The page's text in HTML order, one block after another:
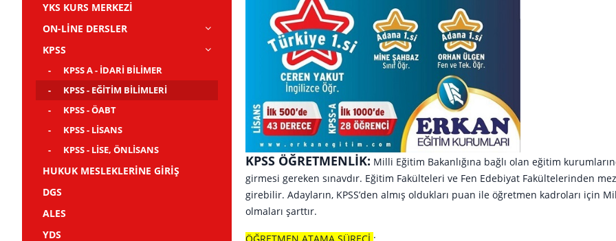
YKS KURS MERKEZİ
ON-LİNE DERSLER
KPSS
KPSS A - İDARİ BİLİMER
KPSS - EĞİTİM BİLİMLERİ
KPSS - ÖABT
KPSS - LİSANS
KPSS - LİSE, ÖNLİSANS
HUKUK MESLEKLERİNE GİRİŞ
DGS
ALES
YDS
KPSS ÖĞRETMENLİK: Milli Eğitim Bakanlığına bağlı olan eğitim
girmesi gereken sınavdır. Eğitim Fakülteleri ve Fen Edebiyat Fakültelerinden
girebilir. Adayların, KPSS’den almış oldukları puan ile öğretmen kadroları için
olmaları şarttır.